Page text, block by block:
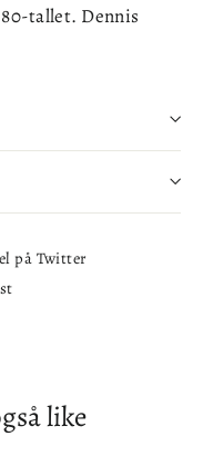
tallet. Dennis
på Twitter
like